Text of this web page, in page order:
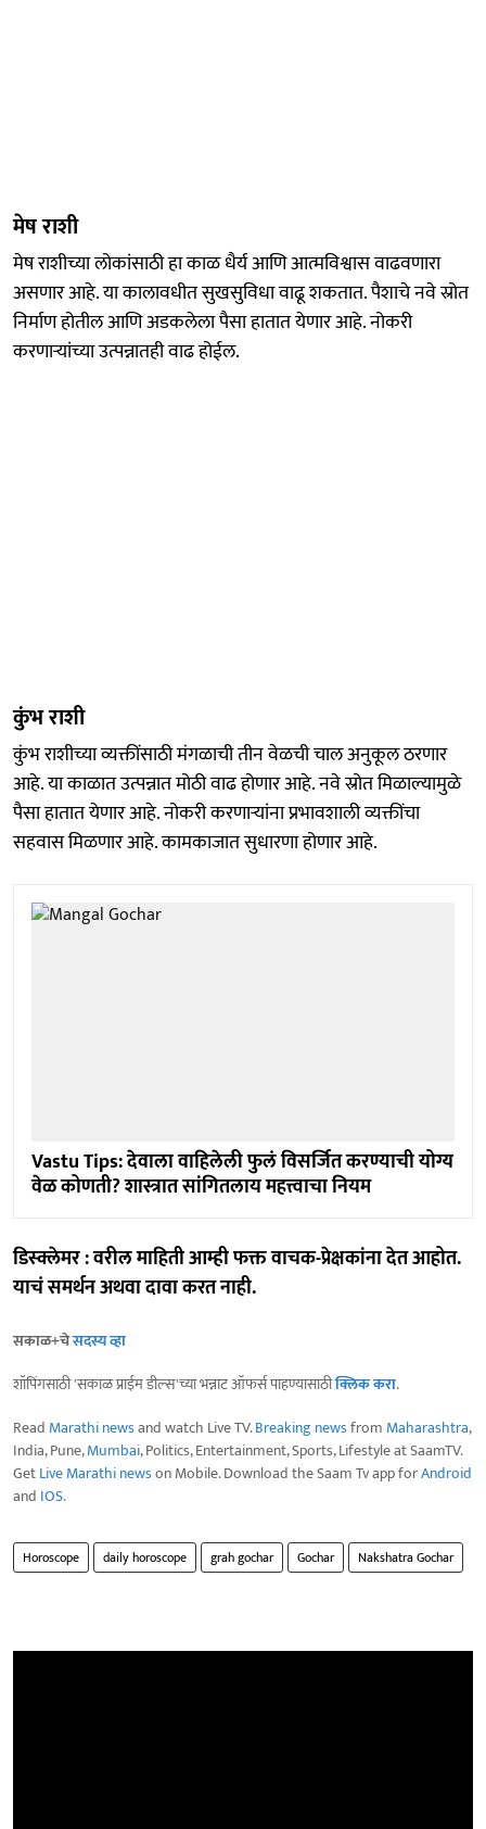
मेष राशी
मेष राशीच्या लोकांसाठी हा काळ धैर्य आणि आत्मविश्वास वाढवणारा
असणार आहे. या कालावधीत सुखसुविधा वाढू शकतात. पैशाचे नवे स्रोत
निर्माण होतील आणि अडकलेला पैसा हातात येणार आहे. नोकरी
करणाऱ्यांच्या उत्पन्नातही वाढ होईल.
कुंभ राशी
कुंभ राशीच्या व्यक्तींसाठी मंगळाची तीन वेळची चाल अनुकूल ठरणार
आहे. या काळात उत्पन्नात मोठी वाढ होणार आहे. नवे स्रोत मिळाल्यामुळे
पैसा हातात येणार आहे. नोकरी करणाऱ्यांना प्रभावशाली व्यक्तींचा
सहवास मिळणार आहे. कामकाजात सुधारणा होणार आहे.
Vastu Tips: देवाला वाहिलेली फुलं विसर्जित करण्याची योग्य
वेळ कोणती? शास्त्रात सांगितलाय महत्त्वाचा नियम
डिस्क्लेमर : वरील माहिती आम्ही फक्त वाचक-प्रेक्षकांना देत आहोत.
याचं समर्थन अथवा दावा करत नाही.
सकाळ+चेसदस्य व्हा
शॉपिंगसाठी 'सकाळ प्राईम डील्स'च्या भन्नाट ऑफर्स पाहण्यासाठीक्लिक करा.
Read Marathi newsand watch Live TV.Breaking newsfrom Maharashtra,
India, Pune,Mumbai, Politics, Entertainment, Sports, Lifestyle at SaamTV.
GetLive Marathi newson Mobile. Download the Saam Tv app forAndroid
and IOS.
Horoscope daily horoscope grah gochar Gochar Nakshatra Gochar